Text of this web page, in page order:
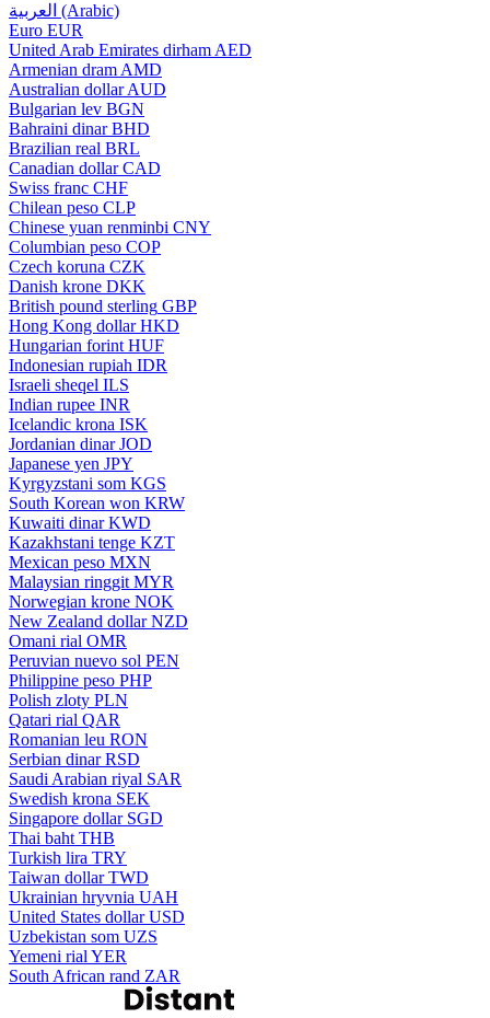
العربية (Arabic)
Euro EUR
United Arab Emirates dirham AED
Armenian dram AMD
Australian dollar AUD
Bulgarian lev BGN
Bahraini dinar BHD
Brazilian real BRL
Canadian dollar CAD
Swiss franc CHF
Chilean peso CLP
Chinese yuan renminbi CNY
Columbian peso COP
Czech koruna CZK
Danish krone DKK
British pound sterling GBP
Hong Kong dollar HKD
Hungarian forint HUF
Indonesian rupiah IDR
Israeli sheqel ILS
Indian rupee INR
Icelandic krona ISK
Jordanian dinar JOD
Japanese yen JPY
Kyrgyzstani som KGS
South Korean won KRW
Kuwaiti dinar KWD
Kazakhstani tenge KZT
Mexican peso MXN
Malaysian ringgit MYR
Norwegian krone NOK
New Zealand dollar NZD
Omani rial OMR
Peruvian nuevo sol PEN
Philippine peso PHP
Polish zloty PLN
Qatari rial QAR
Romanian leu RON
Serbian dinar RSD
Saudi Arabian riyal SAR
Swedish krona SEK
Singapore dollar SGD
Thai baht THB
Turkish lira TRY
Taiwan dollar TWD
Ukrainian hryvnia UAH
United States dollar USD
Uzbekistan som UZS
Yemeni rial YER
South African rand ZAR